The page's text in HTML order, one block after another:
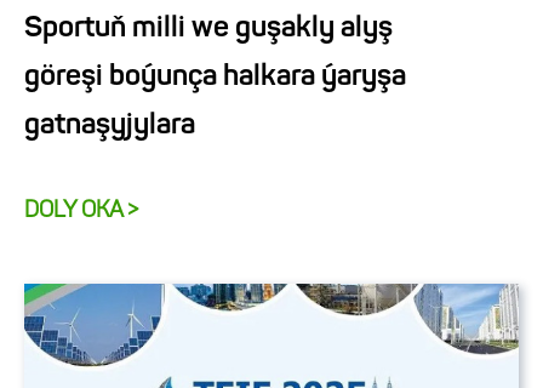
Sportuň milli we guşakly alyş
göreşi boýunça halkara ýaryşa
gatnaşyjylara
DOLY OKA >